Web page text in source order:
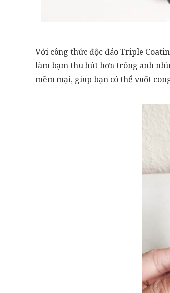
Với công thức độc đáo Triple
làm bạm thu hút hơn trông ánh
mềm mại, giúp bạn có thể vuốt